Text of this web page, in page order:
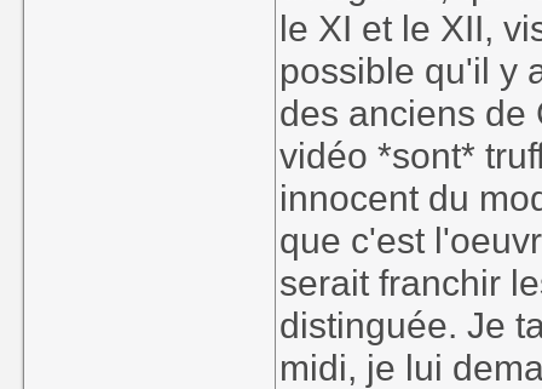
le XI et le XII,
possible qu'il y
des anciens de
vidéo *sont*
innocent du
que c'est
serait franchir
distinguée. Je
midi, je lui